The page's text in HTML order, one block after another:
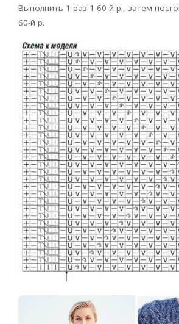
Выполнить 1 раз 1-60-й р., затем
60-й р.